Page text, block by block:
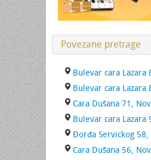
Povezane pretrage
Bulevar cara Lazara
Bulevar cara Lazara
Cara Dušana 71,
Bulevar cara Lazara
Đorđa Servickog 58,
Cara Dušana 56,